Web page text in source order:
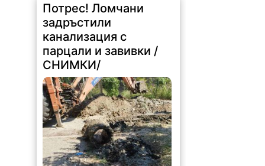
Потрес! Ломчани
задръстили
канализация с
парцали и завивки /
СНИМКИ/